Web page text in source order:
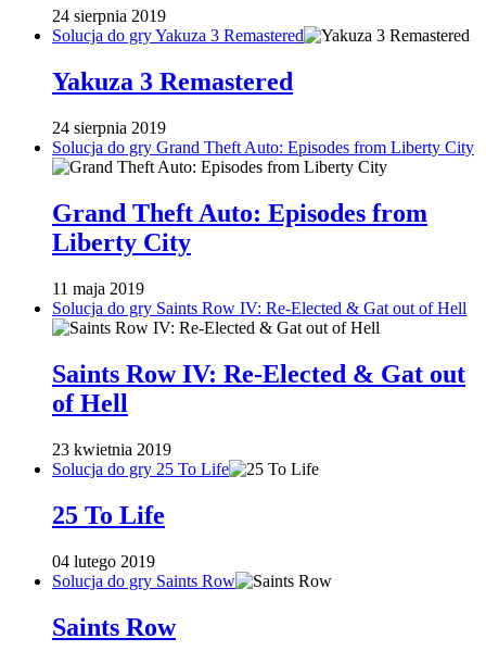
24 sierpnia 2019
Solucja do gry Yakuza 3 Remastered
Yakuza 3 Remastered
24 sierpnia 2019
Solucja do gry Grand Theft Auto: Episodes from Liberty City
Grand Theft Auto: Episodes from
Liberty City
11 maja 2019
Solucja do gry Saints Row IV: Re-Elected & Gat out of Hell
Saints Row IV: Re-Elected & Gat out
of Hell
23 kwietnia 2019
Solucja do gry 25 To Life
25 To Life
04 lutego 2019
Solucja do gry Saints Row
Saints Row